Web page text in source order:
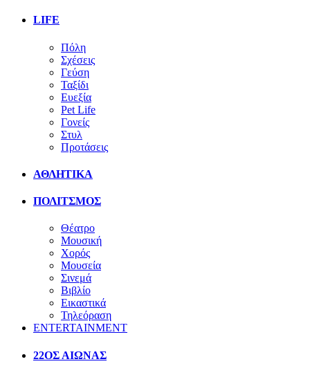
LIFE
Πόλη
Σχέσεις
Γεύση
Ταξίδι
Ευεξία
Pet Life
Γονείς
Στυλ
Προτάσεις
ΑΘΛΗΤΙΚΑ
ΠΟΛΙΤΣΜΟΣ
Θέατρο
Μουσική
Χορός
Μουσεία
Σινεμά
Βιβλίο
Εικαστικά
Τηλεόραση
ENTERTAINMENT
22ΟΣ ΑΙΩΝΑΣ